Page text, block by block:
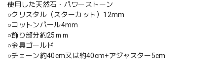
使用した天然石・パワーストーン
○クリスタル（スターカット）12mm
○コットンパール4mm
○飾り部分約25ｍｍ
○金具ゴールド
○チェーン約40cm又は約40cm+アジャスター5cm